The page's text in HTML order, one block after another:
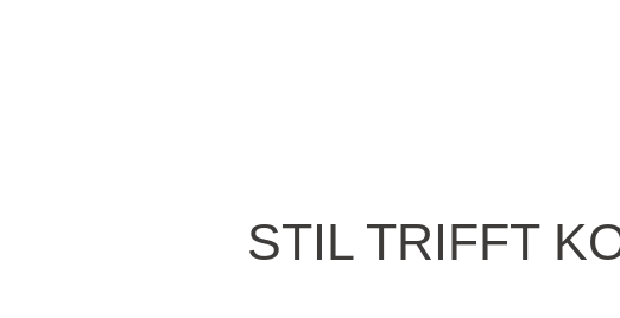
STIL TRIFFT